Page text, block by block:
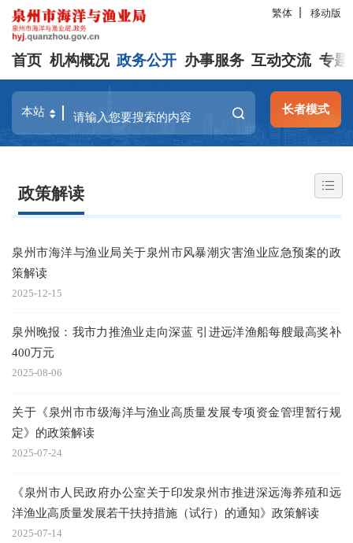
繁体 移动版
首页 机构概况 政务公开 办事服务 互动交流 专题
长者模式
政策解读
泉州市海洋与渔业局关于泉州市风暴潮灾害渔业应急预案的政
策解读
2025-12-15
泉州晚报：我市力推渔业走向深蓝 引进远洋渔船每艘最高奖补
400万元
2025-08-06
关于《泉州市市级海洋与渔业高质量发展专项资金管理暂行规
定》的政策解读
2025-07-24
《泉州市人民政府办公室关于印发泉州市推进深远海养殖和远
洋渔业高质量发展若干扶持措施（试行）的通知》政策解读
2025-07-14